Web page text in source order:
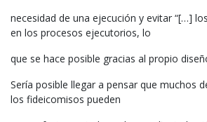
necesidad de una ejecución y evitar “[…]
en los procesos ejecutorios, lo
que se hace posible gracias al propio
Sería posible llegar a pensar que muchos
los fideicomisos pueden